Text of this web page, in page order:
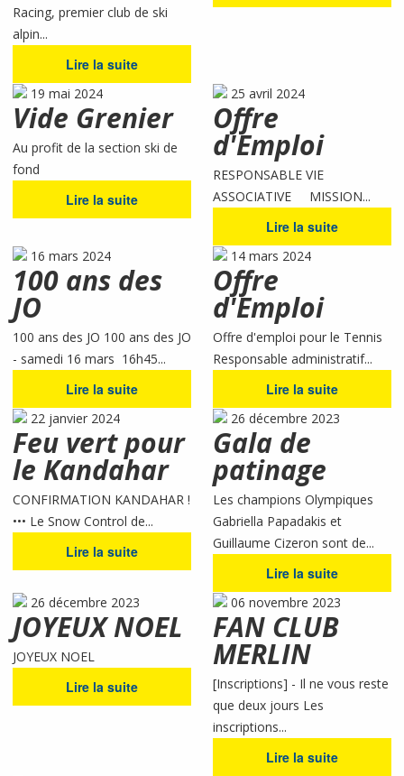
Racing, premier club de ski
alpin...
Lire la suite
19 mai 2024
Vide Grenier
Au profit de la section ski de
fond
Lire la suite
25 avril 2024
Offre
d'Emploi
RESPONSABLE VIE
ASSOCIATIVE MISSION...
Lire la suite
16 mars 2024
100 ans des
JO
100 ans des JO 100 ans des JO
- samedi 16 mars 16h45...
Lire la suite
14 mars 2024
Offre
d'Emploi
Offre d'emploi pour le Tennis
Responsable administratif...
Lire la suite
22 janvier 2024
Feu vert pour
le Kandahar
CONFIRMATION KANDAHAR !
••• Le Snow Control de...
Lire la suite
26 décembre 2023
Gala de
patinage
Les champions Olympiques
Gabriella Papadakis et
Guillaume Cizeron sont de...
Lire la suite
26 décembre 2023
JOYEUX NOEL
JOYEUX NOEL
Lire la suite
06 novembre 2023
FAN CLUB
MERLIN
[Inscriptions] - Il ne vous reste
que deux jours Les
inscriptions...
Lire la suite